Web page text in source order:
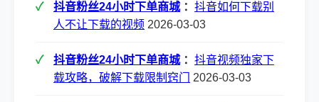
抖音粉丝24小时下单商城： 抖音如何下载别
人不让下载的视频 2026-03-03
抖音粉丝24小时下单商城： 抖音视频独家下
载攻略，破解下载限制窍门
2026-03-03